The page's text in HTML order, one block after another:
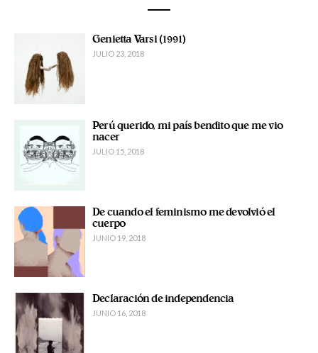
Genietta Varsi (1991)
JULIO 23, 2018
Perú querido, mi país bendito que me vio
nacer
JULIO 15, 2018
De cuando el feminismo me devolvió el
cuerpo
JUNIO 19, 2018
Declaración de independencia
JUNIO 16, 2018